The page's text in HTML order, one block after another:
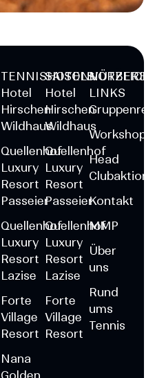
TENNISHOTELS
Hotel
Hirschen
Wildhaus
Quellenhof
Luxury
Resort
Passeier
Quellenhof
Luxury
Resort
Lazise
Forte
Village
Resort
Nana
Hotel
Hirschen
Wildhaus
Quellenhof
Luxury
Resort
Passeier
Quellenhof
Luxury
Resort
Lazise
Forte
Village
Resort
LINKS
Workshops
Head
Clubaktion
Kontakt
MMP
Über
uns
Rund
ums
Tennis